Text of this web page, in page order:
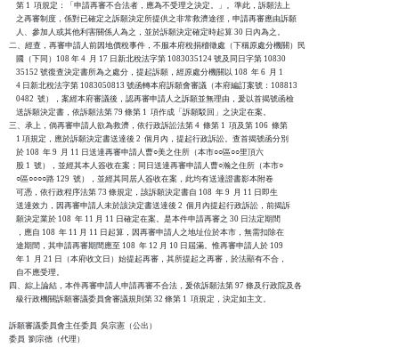
    第 1  項規定：「申請再審不合法者，應為不受理之決定。」。準此，訴願法上
    之再審制度，係對已確定之訴願決定所提供之非常救濟途徑，申請再審應由訴願
    人、參加人或其他利害關係人為之，並於訴願決定確定時起算 30 日內為之。
二、經查，再審申請人前因地價稅事件，不服本府稅捐稽徵處（下稱原處分機關）民
    國（下同）108 年 4  月 17 日新北稅法字第 1083035124 號及同日字第 10830
    35152 號復查決定書所為之處分，提起訴願，經原處分機關以 108  年 6  月 1
    4 日新北稅法字第 1083050813 號函轉本府訴願會審議（本府編訂案號：108813
    0482  號），案經本府審議後，認再審申請人之訴願並無理由，爰以首揭號函檢
    送訴願決定書，依訴願法第 79 條第 1  項作成「訴願駁回」之決定在案。
三、承上，倘再審申請人欲為救濟，依行政訴訟法第 4  條第 1  項及第 106  條第
    1 項規定，應於訴願決定書送達後 2  個月內，提起行政訴訟。查首揭號函分別
    於 108  年 9  月 11 日送達再審申請人曹○美之住所（本市○○區○○里頂六
    股 1  號），並經其本人簽收在案；同日送達再審申請人曹○瀚之住所（本市○
    ○區○○○○路 129  號），並經其同居人簽收在案，此均有送達證書影本附卷
    可憑，依行政程序法第 73 條規定，該訴願決定書自 108  年 9  月 11 日即生
    送達效力，因再審申請人未於該決定書送達後 2  個月內提起行政訴訟，前揭訴
    願決定業於 108  年 11 月 11 日確定在案。是本件申請再審之 30 日法定期間
    ，應自 108  年 11 月 11 日起算，因再審申請人之地址位於本市，無需扣除在
    途期間，其申請再審期間應至 108  年 12 月 10 日屆滿。惟再審申請人於 109
    年 1  月 21 日（本府收文日）始提起再審，其所提起之再審，於法顯有不合，
    自不應受理。
四、綜上論結，本件再審申請人申請再審不合法，爰依訴願法第 97 條及行政院及各
    級行政機關訴願審議委員會審議規則第 32 條第 1  項規定，決定如主文。
訴願審議委員會主任委員  吳宗憲（公出）
委員  劉宗德（代理）